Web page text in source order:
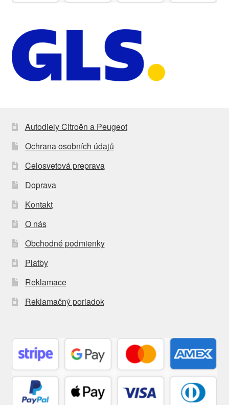
Autodiely Citroën a Peugeot
Ochrana osobních údajů
Celosvetová preprava
Doprava
Kontakt
O nás
Obchodné podmienky
Platby
Reklamace
Reklamačný poriadok